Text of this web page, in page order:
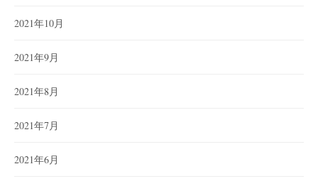
2021年10月
2021年9月
2021年8月
2021年7月
2021年6月